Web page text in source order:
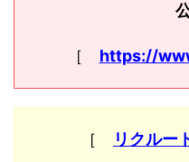
［ https://
［ リクルー